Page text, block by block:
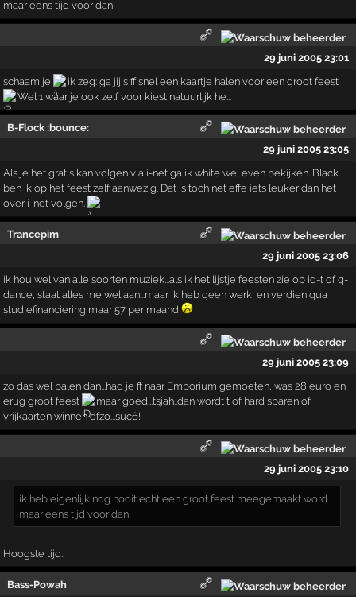
maar eens tijd voor dan
29 juni 2005 23:01
schaam je
ik zeg: ga jij s ff snel een kaartje halen voor een groot feest
Wel 1 waar je ook zelf voor kiest natuurlijk he...
B-Flock :bounce:
29 juni 2005 23:05
Als je het gratis kan volgen via i-net ga ik white wel even bekijken. Black
ben ik op het feest zelf aanwezig. Dat is toch net effe iets leuker dan het
over i-net volgen.
Trancepim
29 juni 2005 23:06
ik hou wel van alle soorten muziek...als ik het lijstje feesten zie op id-t of q-
dance, staat alles me wel aan...maar ik heb geen werk, en verdien qua
studiefinanciering maar 57 per maand
29 juni 2005 23:09
zo das wel balen dan...had je ff naar Emporium gemoeten, was 28 euro en
erug groot feest
maar goed...tsjah..dan wordt t of hard sparen of
vrijkaarten winnen ofzo...suc6!
29 juni 2005 23:10
ik heb eigenlijk nog nooit echt een groot feest meegemaakt word
maar eens tijd voor dan
Hoogste tijd..
Bass-Powah